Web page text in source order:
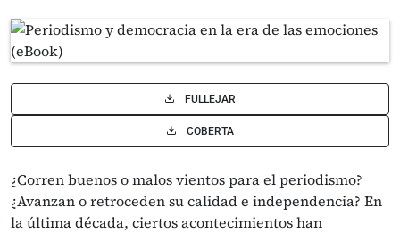
FULLEJAR
COBERTA
¿Corren buenos o malos vientos para el periodismo?
¿Avanzan o retroceden su calidad e independencia? En
la última década, ciertos acontecimientos han